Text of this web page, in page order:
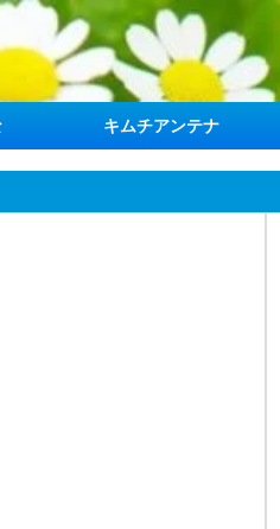
キムチアンテナ